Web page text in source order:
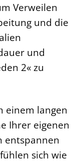
Verweilen
und die
und
2« zu
einem langen
Ihrer eigenen
entspannen
sich wie